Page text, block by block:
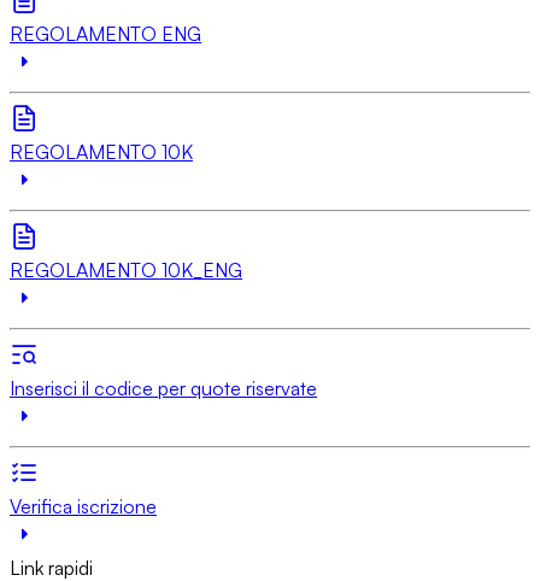
REGOLAMENTO ENG
REGOLAMENTO 10K
REGOLAMENTO 10K_ENG
Inserisci il codice per quote riservate
Verifica iscrizione
Link rapidi